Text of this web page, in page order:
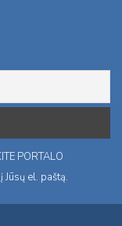
PORTALO
Jūsų el. paštą.